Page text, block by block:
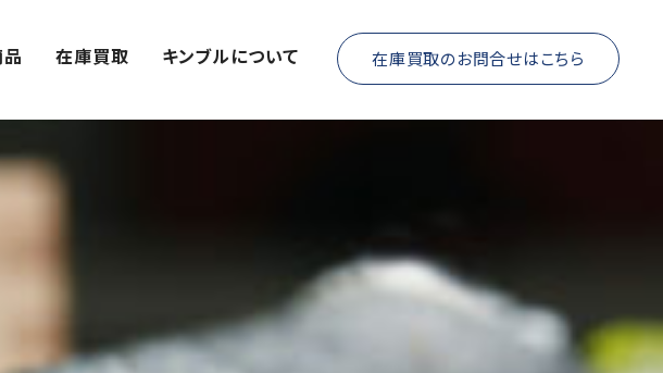
在庫買取 キンブルについて 在庫買取のお問合せはこちら